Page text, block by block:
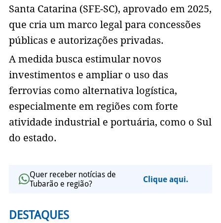
Santa Catarina (SFE-SC), aprovado em 2025,
que cria um marco legal para concessões
públicas e autorizações privadas.
A medida busca estimular novos
investimentos e ampliar o uso das
ferrovias como alternativa logística,
especialmente em regiões com forte
atividade industrial e portuária, como o Sul
do estado.
Quer receber notícias de
Tubarão e região?
Clique aqui.
DESTAQUES